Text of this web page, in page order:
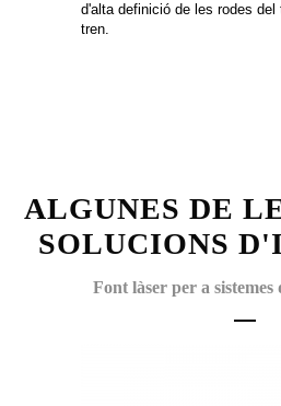
d'alta definició de les rodes del
tren.
ALGUNES DE
SOLUCIONS
Font làser per a